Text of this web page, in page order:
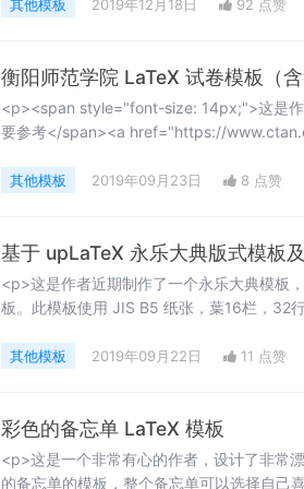
Happy LaTeXing！</span></p>
其他模板 2019年12月18日 92 点赞
衡阳师范学院 LaTeX 试卷模板（含
<p><span style="font-size: 14px;">这是作
要参考</span><a href="https://
<span style="font-size: 14px;">，评分标
其他模板 2019年09月23日 8 点赞
基于 upLaTeX 永乐大典版式模板
<p>这是作者近期制作了一个永乐大典模板
板。此模板使用 JIS B5 纸张，葉16栏，32
其他模板 2019年09月22日 11 点赞
彩色的备忘单 LaTeX 模板
<p>这是一个非常有心的作者，设计了非常
的备忘单的模板，整个备忘单可以选择自己